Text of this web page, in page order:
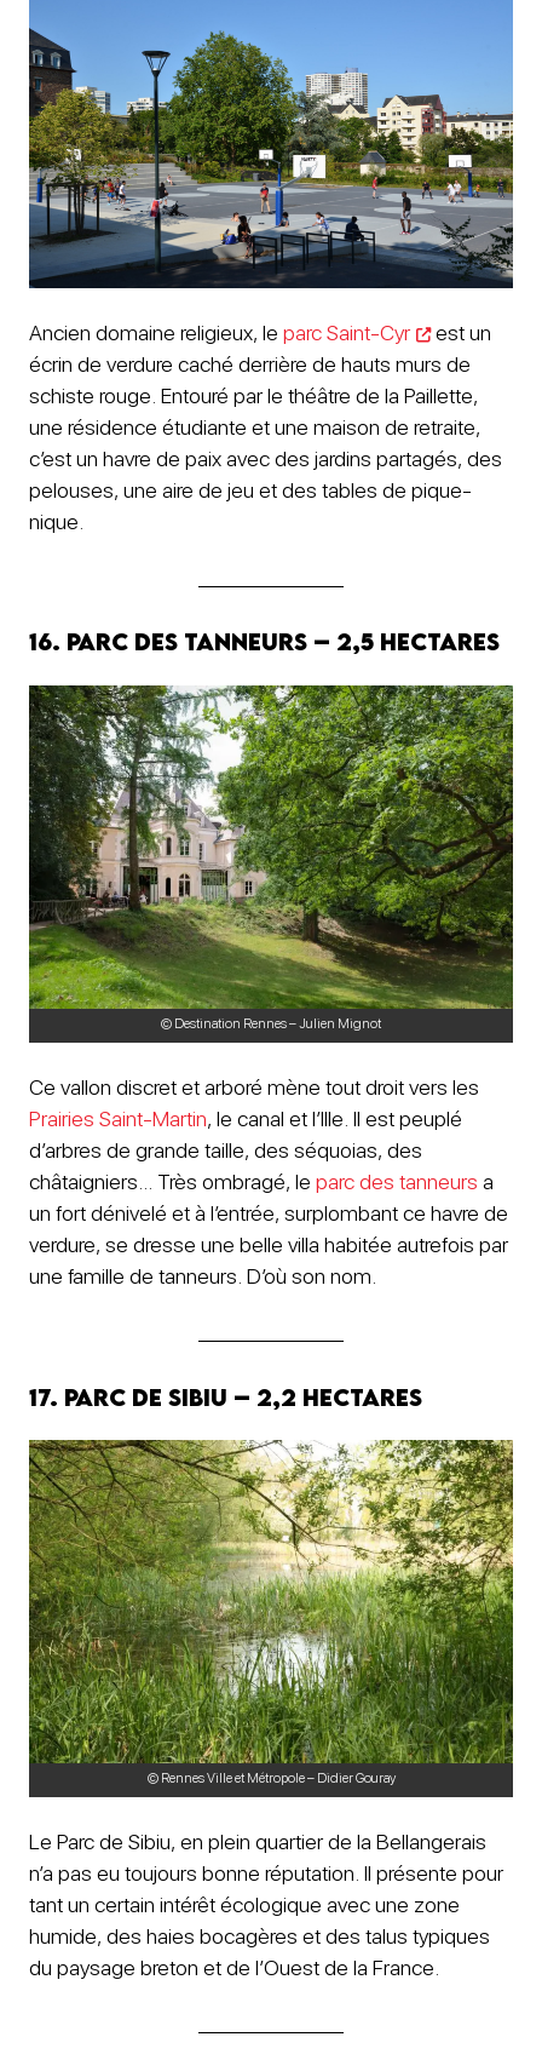
Ancien domaine religieux, le parc Saint-Cyr
est un
écrin de verdure caché derrière de hauts murs de
schiste rouge. Entouré par le théâtre de la Paillette,
une résidence étudiante et une maison de retraite,
c’est un havre de paix avec des jardins partagés, des
pelouses, une aire de jeu et des tables de pique-
nique.
16. Parc des Tanneurs – 2,5 hectares
© Destination Rennes – Julien Mignot
Ce vallon discret et arboré mène tout droit vers les
Prairies Saint-Martin, le canal et l’Ille. Il est peuplé
d’arbres de grande taille, des séquoias, des
châtaigniers… Très ombragé, le parc des tanneurs a
un fort dénivelé et à l’entrée, surplombant ce havre de
verdure, se dresse une belle villa habitée autrefois par
une famille de tanneurs. D’où son nom.
17. Parc de Sibiu – 2,2 hectares
© Rennes Ville et Métropole – Didier Gouray
Le Parc de Sibiu, en plein quartier de la Bellangerais
n’a pas eu toujours bonne réputation. Il présente pour
tant un certain intérêt écologique avec une zone
humide, des haies bocagères et des talus typiques
du paysage breton et de l’Ouest de la France.